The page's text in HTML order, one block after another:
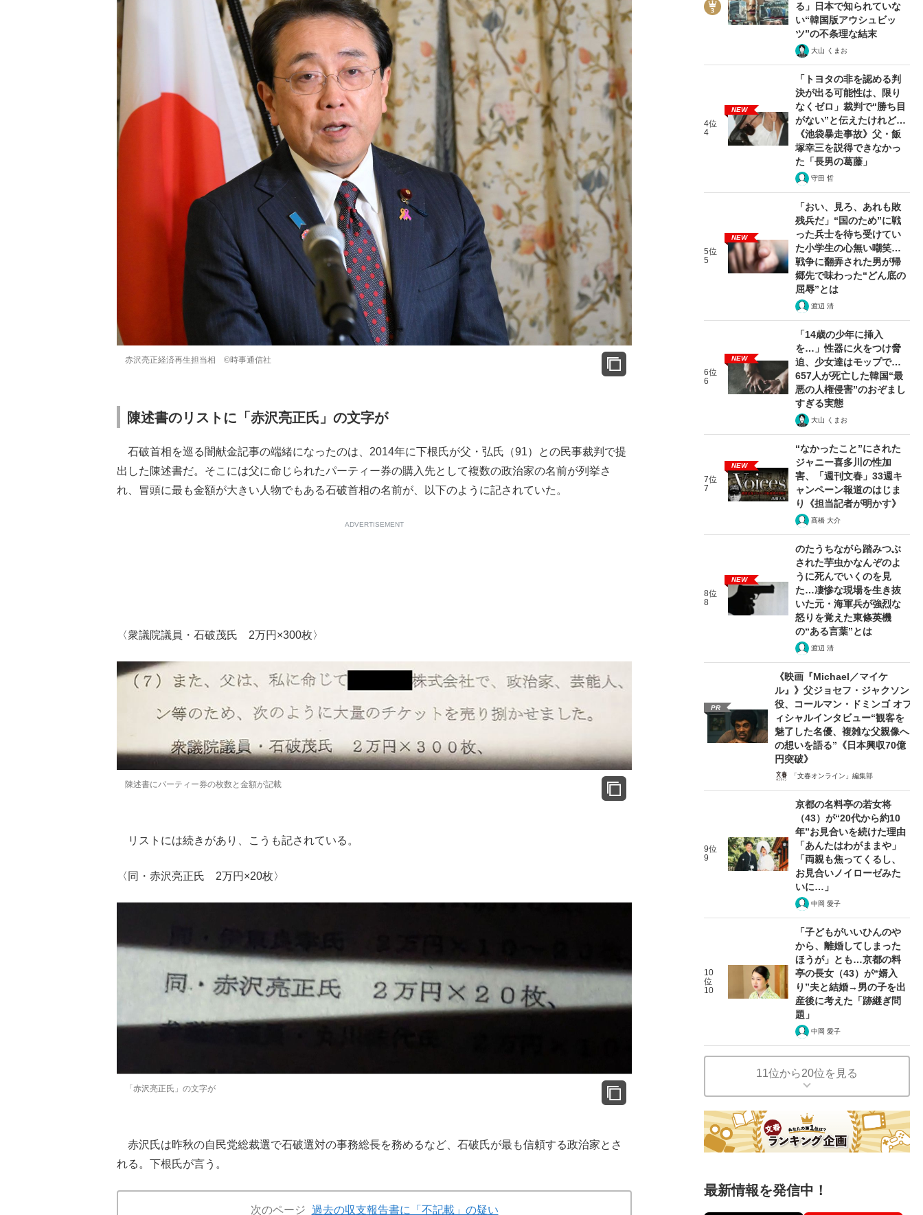
赤沢亮正経済再生担当相 ©時事通信社
陳述書のリストに「赤沢亮正氏」の文字が
石破首相を巡る闇献金記事の端緒になったのは、2014年に下根氏が父・弘氏（91）との民事裁判で提
出した陳述書だ。そこには父に命じられたパーティー券の購入先として複数の政治家の名前が列挙さ
れ、冒頭に最も金額が大きい人物でもある石破首相の名前が、以下のように記されていた。
ADVERTISEMENT
〈衆議院議員・石破茂氏 2万円×300枚〉
陳述書にパーティー券の枚数と金額が記載
リストには続きがあり、こうも記されている。
〈同・赤沢亮正氏 2万円×20枚〉
「赤沢亮正氏」の文字が
赤沢氏は昨秋の自民党総裁選で石破選対の事務総長を務めるなど、石破氏が最も信頼する政治家とさ
れる。下根氏が言う。
次のページ 過去の収支報告書に「不記載」の疑い
る」日本で知られていな
い“韓国版アウシュビッ
ツ”の不条理な結末
大山 くまお
4位
4
NEW
「トヨタの非を認める判
決が出る可能性は、限り
なくゼロ」裁判で“勝ち目
がない”と伝えたけれど…
《池袋暴走事故》父・飯
塚幸三を説得できなかっ
た「長男の葛藤」
守田 哲
5位
5
NEW
「おい、見ろ、あれも敗
残兵だ」“国のため”に戦
った兵士を待ち受けてい
た小学生の心無い嘲笑…
戦争に翻弄された男が帰
郷先で味わった“どん底の
屈辱”とは
渡辺 清
6位
6
NEW
「14歳の少年に挿入
を…」性器に火をつけ脅
迫、少女達はモップで…
657人が死亡した韓国“最
悪の人権侵害”のおぞまし
すぎる実態
大山 くまお
7位
7
NEW
“なかったこと”にされた
ジャニー喜多川の性加
害、「週刊文春」33週キ
ャンペーン報道のはじま
り《担当記者が明かす》
髙橋 大介
8位
8
NEW
のたうちながら踏みつぶ
された芋虫かなんぞのよ
うに死んでいくのを見
た…凄惨な現場を生き抜
いた元・海軍兵が強烈な
怒りを覚えた東條英機
の“ある言葉”とは
渡辺 清
PR
《映画『Michael／マイケ
ル』》父ジョセフ・ジャクソン
役、コールマン・ドミンゴ オフ
ィシャルインタビュー“観客を
魅了した名優、複雑な父親像へ
の想いを語る”《日本興収70億
円突破》
「文春オンライン」編集部
9位
9
京都の名料亭の若女将
（43）が“20代から約10
年”お見合いを続けた理由
「あんたはわがままや」
「両親も焦ってくるし、
お見合いノイローゼみた
いに…」
中岡 愛子
10
位
10
「子どもがいいひんのや
から、離婚してしまった
ほうが」とも…京都の料
亭の長女（43）が“婿入
り”夫と結婚→男の子を出
産後に考えた「跡継ぎ問
題」
中岡 愛子
11位から20位を見る
最新情報を発信中！